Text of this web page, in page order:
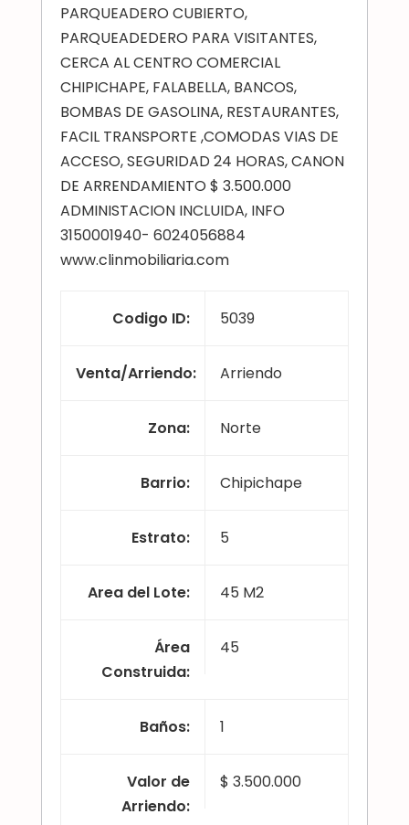
PARQUEADERO CUBIERTO,
PARQUEADEDERO PARA VISITANTES,
CERCA AL CENTRO COMERCIAL
CHIPICHAPE, FALABELLA, BANCOS,
BOMBAS DE GASOLINA, RESTAURANTES,
FACIL TRANSPORTE ,COMODAS VIAS DE
ACCESO, SEGURIDAD 24 HORAS, CANON
DE ARRENDAMIENTO $ 3.500.000
ADMINISTACION INCLUIDA, INFO
3150001940- 6024056884
www.clinmobiliaria.com
Codigo ID: 5039
Venta/Arriendo: Arriendo
Zona: Norte
Barrio: Chipichape
Estrato: 5
Area del Lote: 45 M2
Área
Construida:
45
Baños: 1
Valor de
Arriendo:
$ 3.500.000